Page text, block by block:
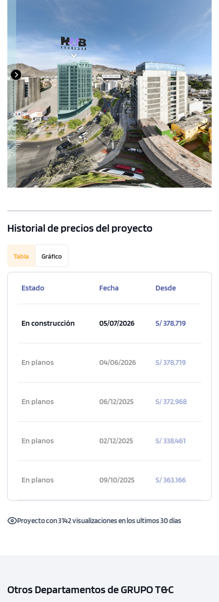
Historial de precios del proyecto
Tabla Gráfico
Estado Fecha Desde
En construcción 05/07/2026 S/ 378,719
En planos 04/06/2026 S/ 378,719
En planos 06/12/2025 S/ 372,968
En planos 02/12/2025 S/ 338,461
En planos 09/10/2025 S/ 363,166
Proyecto con 3142 visualizaciones en los ultimos 30 días
Otros Departamentos de GRUPO T&C